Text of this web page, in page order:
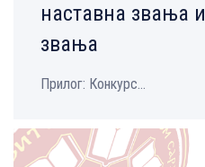
наставна звања
звања
Прилог: Конкурс...